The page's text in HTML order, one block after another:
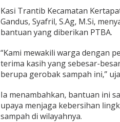
n
P
T
A
S
e
r
h
k
a
Kasi Trantib Kecamatan
Gandus, Syafril, S.Ag, M.Si,
bantuan yang diberikan PTBA.
“Kami mewakili warga dengan
terima kasih yang sebesar-
berupa gerobak sampah ini,”
Ia menambahkan, bantuan ini
upaya menjaga kebersihan
sampah di wilayahnya.